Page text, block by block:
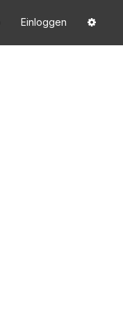
Einloggen